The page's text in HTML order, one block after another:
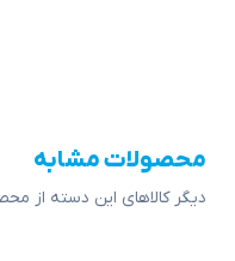
محصولات مشابه
دیگر کالاهای این دسته از